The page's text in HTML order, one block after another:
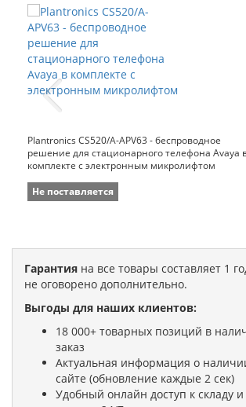
Plantronics CS520/A-APV63 - беспроводное
решение для стационарного телефона Avaya
комплекте с электронным микролифтом
Не поставляется
Гарантия на все товары составляет 1
не оговорено дополнительно.
Выгоды для наших клиентов:
18 000+ товарных позиций в
заказ
Актуальная информация о
сайте (обновление каждые 2 сек)
Удобный онлайн доступ к складу и